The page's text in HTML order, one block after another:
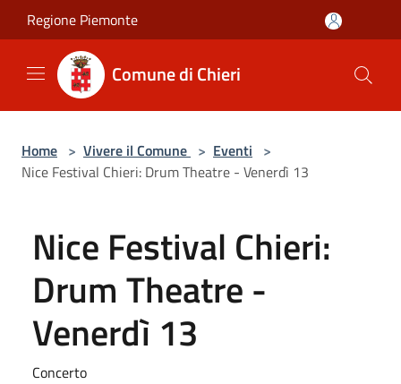
Salta al contenuto principale
Regione Piemonte
Comune di Chieri
Home > Vivere il Comune > Eventi >
Nice Festival Chieri: Drum Theatre - Venerdì 13
Nice Festival Chieri:
Drum Theatre -
Venerdì 13
Concerto